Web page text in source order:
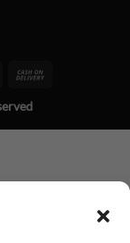
MasterCard